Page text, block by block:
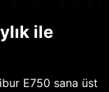
ile
E750 sana üst